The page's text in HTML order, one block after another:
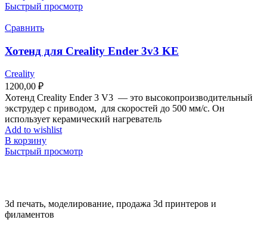
Быстрый просмотр
Сравнить
Хотенд для Creality Ender 3v3 KE
Creality
1200,00 ₽
Хотенд Creality Ender 3 V3 — это высокопроизводительный
экструдер с приводом, для скоростей до 500 мм/с. Он
использует керамический нагреватель
Add to wishlist
В корзину
Быстрый просмотр
3d печать, моделирование, продажа 3d принтеров и
филаментов